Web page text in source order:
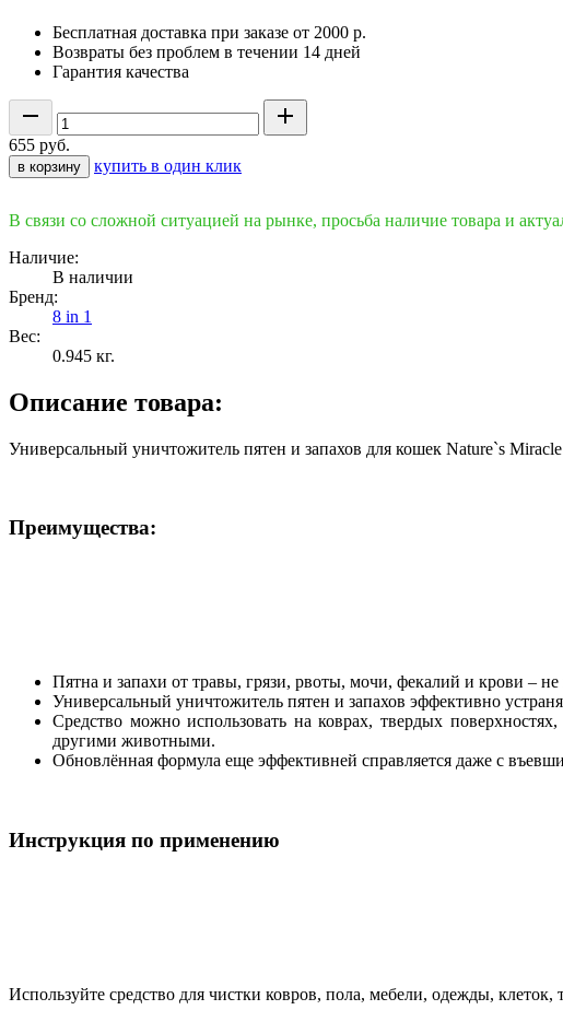
Бесплатная доставка при заказе от 2000 р.
Возвраты без проблем в течении 14 дней
Гарантия качества
655 руб.
в корзину купить в один клик
В связи со сложной ситуацией на рынке, просьба наличие товара и
Наличие:
В наличии
Бренд:
8 in 1
Вес:
0.945 кг.
Описание товара:
Универсальный уничтожитель пятен и запахов для кошек Nature`s
Преимущества:
Пятна и запахи от травы, грязи, рвоты, мочи, фекалий и крови –
Универсальный уничтожитель пятен и запахов эффективно
Средство можно использовать на коврах, твердых
другими животными.
Обновлённая формула еще эффективней справляется даже с
Инструкция по применению
Используйте средство для чистки ковров, пола, мебели, одежды,